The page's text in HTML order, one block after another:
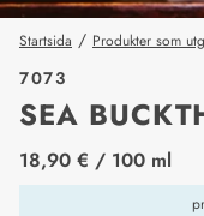
Startsida / Produkter som
7073
SEA
price_label
18,90 € / 100 ml